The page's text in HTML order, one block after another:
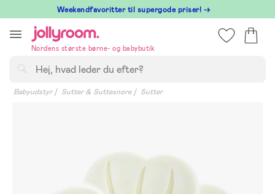
till
innehållet
⁠ Weekendfavoritter til supergode priser! →
Nordens største børne- og babybutik
Babyudstyr Sutter & Suttesnore Sutter